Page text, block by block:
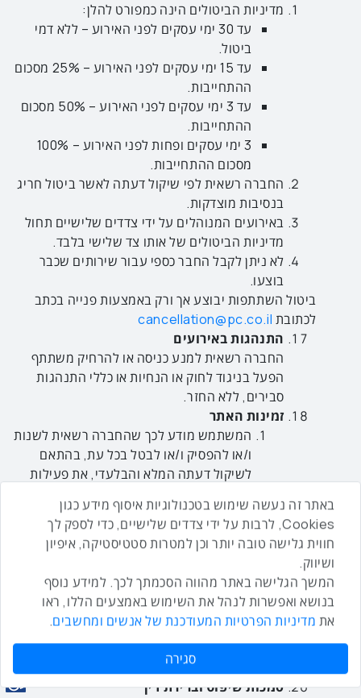
מדיניות הביטולים הינה כמפורט להלן:
עד 30 ימי עסקים לפני האירוע – ללא דמי
ביטול.
עד 15 ימי עסקים לפני האירוע – 25% מסכום
ההתחייבות.
עד 3 ימי עסקים לפני האירוע – 50% מסכום
ההתחייבות.
3 ימי עסקים ופחות לפני האירוע – 100%
מסכום ההתחייבות.
החברה רשאית לפי שיקול דעתה לאשר ביטול חריג
בנסיבות מוצדקות.
באירועים המנוהלים על ידי צדדים שלישיים תחול
מדיניות הביטולים של אותו צד שלישי בלבד.
לא ניתן לקבל החבר כספי עבור שירותים שכבר
בוצעו.
ביטול השתתפות יבוצע אך ורק באמצעות פנייה בכתב
לכתובת cancellation@pc.co.il
התנהגות באירועים
החברה רשאית למנע כניסה או להרחיק משתתף
הפעל בניגוד לחוק או הנחיות או כללי התנהגות
סבירים, ללא החזר.
זמינות האתר
המשתמש מודע לכך שהחברה רשאית לשנות
ו/או להפסיק ו/או לבטל בכל עת, בהתאם
לשיקול דעתה המלא והבלעדי, את פעילות
כל צורך במתן הודעה מוקדמת על כך.
התיישנות
מבלי לגרוע מהאמור בתנאי השימוש,
תקופת ההתיישנות לגבי כל טענה ו/או דרישה
ו/או תביעה כנגד החברה, תוגבל לתקופה של
שנתיים, והצדדים רואים בכך כהסכם לתקופת
ההתיישנות כמשמעו בסעיף 19 לחוק
ההתיישנות, התשי"ח-1958.
סמכות שיפוט וברירת דין
באתר זה נעשה שימוש בטכנולוגיות איסוף מידע כגון
Cookies, לרבות על ידי צדדים שלישיים, כדי לספק לך
חווית גלישה טובה יותר וכן למטרות סטטיסטיקה, איפיון
ושיווק.
המשך הגלישה באתר מהווה הסכמתך לכך. למידע נוסף
בנושא ואפשרות לנהל את השימוש באמצעים הללו, ראו
את מדיניות הפרטיות המעודכנת של אנשים ומחשבים.
סגירה